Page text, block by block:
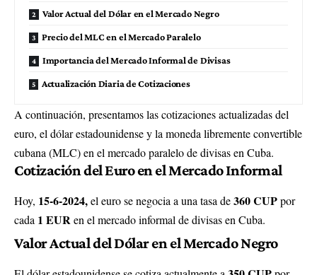
Valor Actual del Dólar en el Mercado Negro
Precio del MLC en el Mercado Paralelo
Importancia del Mercado Informal de Divisas
Actualización Diaria de Cotizaciones
A continuación, presentamos las cotizaciones actualizadas del
euro, el dólar estadounidense y la moneda libremente convertible
cubana (MLC) en el mercado paralelo de divisas en Cuba.
Cotización del Euro en el Mercado Informal
Hoy, 15-6-2024,el euro se negocia a una tasa de360 CUPpor
cada 1 EURen el mercado informal de divisas en Cuba.
Valor Actual del Dólar en el Mercado Negro